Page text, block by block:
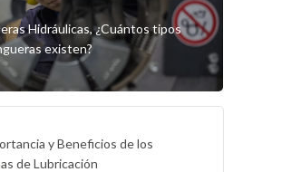
Hidráulicas, ¿Cuántos tipos
existen?
y Beneficios de los
de Lubricación